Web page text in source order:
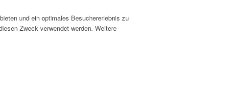
und ein optimales Besuchererlebnis zu
Zweck verwendet werden. Weitere